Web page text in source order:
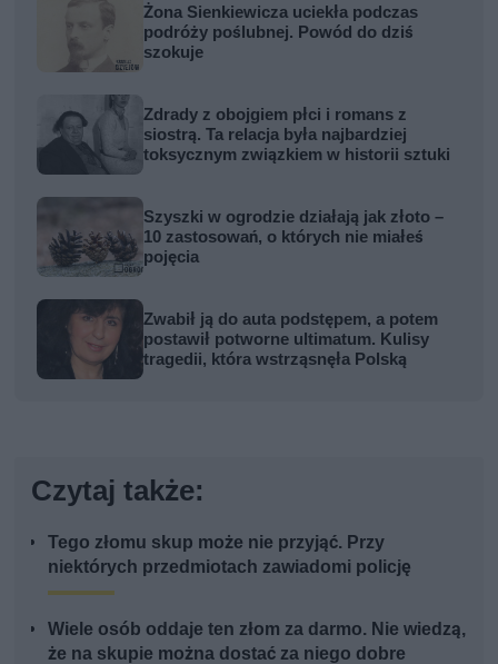
Żona Sienkiewicza uciekła podczas
podróży poślubnej. Powód do dziś
szokuje
Zdrady z obojgiem płci i romans z
siostrą. Ta relacja była najbardziej
toksycznym związkiem w historii sztuki
Szyszki w ogrodzie działają jak złoto –
10 zastosowań, o których nie miałeś
pojęcia
Zwabił ją do auta podstępem, a potem
postawił potworne ultimatum. Kulisy
tragedii, która wstrząsnęła Polską
Czytaj także:
Tego złomu skup może nie przyjąć. Przy
niektórych przedmiotach zawiadomi policję
Wiele osób oddaje ten złom za darmo. Nie wiedzą,
że na skupie można dostać za niego dobre